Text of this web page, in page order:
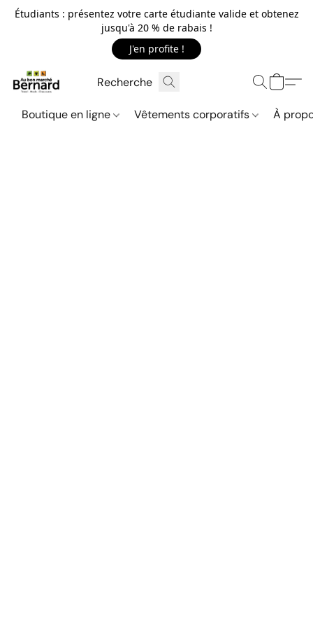
Étudiants : présentez votre carte étudiante valide et obtenez
jusqu'à 20 % de rabais !
J'en profite !
Boutique en ligne Vêtements corporatifs À